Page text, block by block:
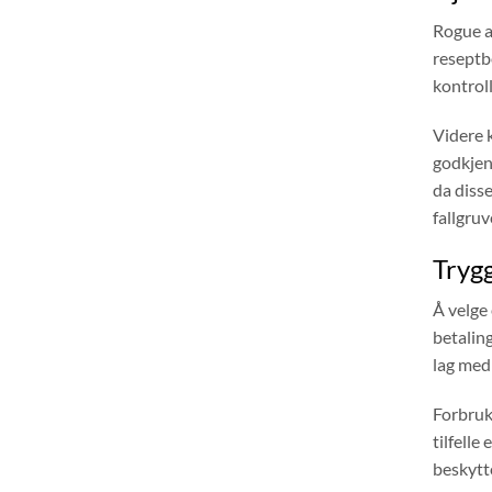
Rogue
Videre
da
Å
lag
tilfelle